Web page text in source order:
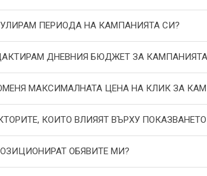
ПЕРИОДА НА КАМПАНИЯТА СИ?
ДНЕВНИЯ БЮДЖЕТ ЗА
МАКСИМАЛНАТА ЦЕНА НА КЛИК ЗА
КОИТО ВЛИЯЯТ ВЪРХУ
ОБЯВИТЕ МИ?